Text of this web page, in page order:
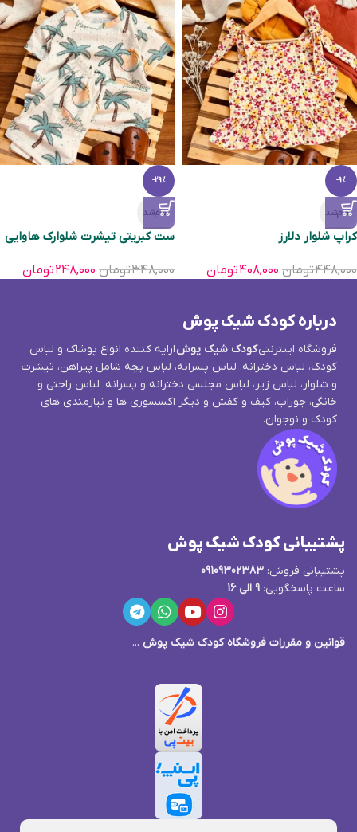
-9%
تمام‌شد
کراپ شلوار دلارز
۴۴۸,۰۰۰تومان ۴۰۸,۰۰۰تومان
-29%
تمام‌شد
ست کبریتی تیشرت شلوارک هاوایی
۳۴۸,۰۰۰تومان ۲۴۸,۰۰۰تومان
درباره کودک شیک پوش
فروشگاه اینترنتیکودک شیک پوشارایه کننده انواع پوشاک و لباس
کودک، لباس دخترانه، لباس پسرانه، لباس بچه شامل پیراهن، تیشرت
و شلوار، لباس زیر، لباس مجلسی دخترانه و پسرانه، لباس راحتی و
خانگی، جوراب، کیف و کفش و دیگر اکسسوری ها و نیازمندی های
کودک و نوجوان.
پشتیبانی کودک شیک پوش
پشتیبانی فروش: 09109302383
ساعت پاسخگویی: 9 الی 16
قوانین و مقررات فروشگاه کودک شیک پوش ...